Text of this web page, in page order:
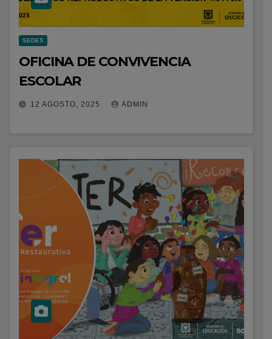
SEDES
OFICINA DE CONVIVENCIA
ESCOLAR
12 AGOSTO, 2025 ADMIN